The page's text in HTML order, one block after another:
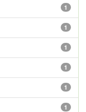
1
1
1
1
1
1